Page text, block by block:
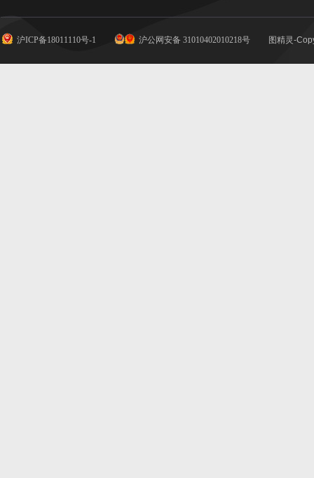
沪ICP备18011110号-1 沪公网安备 31010402010218号 图精灵-